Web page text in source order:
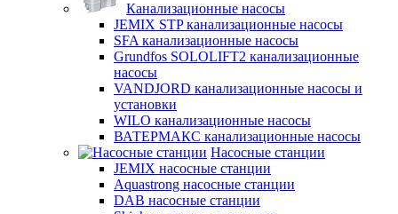
Канализационные насосы
JEMIX STP канализационные насосы
SFA канализационные насосы
Grundfos SOLOLIFT2 канализационные
насосы
VANDJORD канализационные насосы и
установки
WILO канализационные насосы
ВАТЕРМАКС канализационные насосы
Насосные станции
JEMIX насосные станции
Aquastrong насосные станции
DAB насосные станции